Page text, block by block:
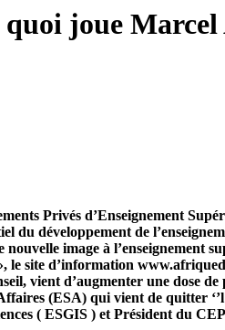
joue
Privés d’Enseignement
du développement de
image à l’enseignement
site d’information
vient d’augmenter une dose
(ESA) qui vient de quitter
( ESGIS ) et Président du